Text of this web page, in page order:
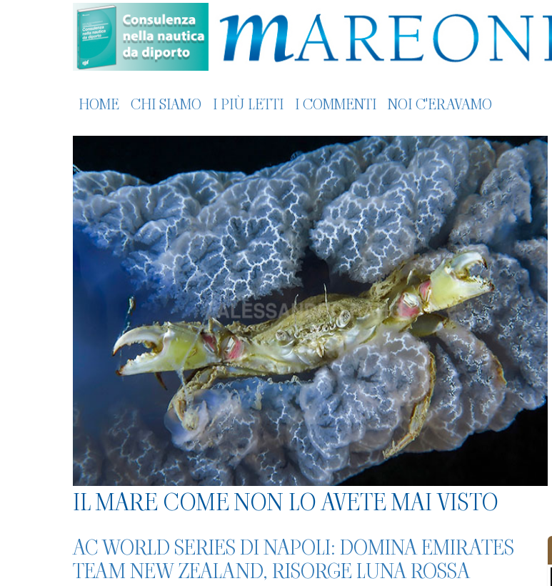
HOME CHI SIAMO I PIÙ LETTI I COMMENTI NOI C'ERAVAMO
IL MARE COME NON LO AVETE MAI VISTO
AC WORLD SERIES DI NAPOLI: DOMINA EMIRATES
TEAM NEW ZEALAND, RISORGE LUNA ROSSA